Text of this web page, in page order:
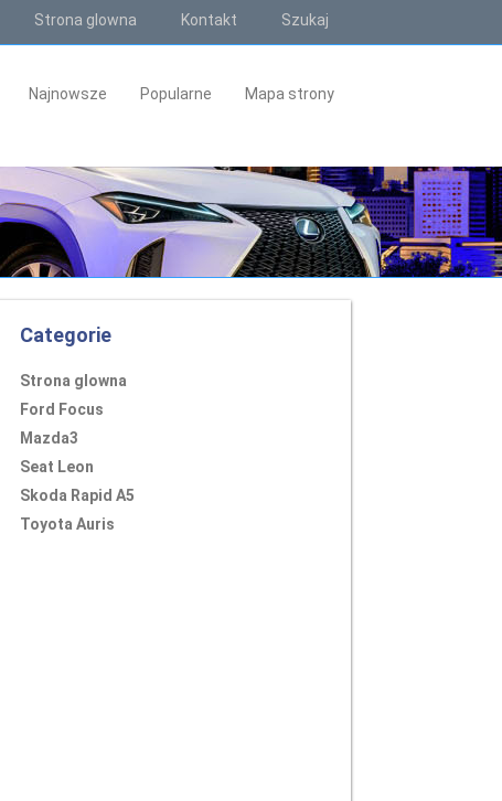
Strona glowna Kontakt Szukaj
Najnowsze Popularne Mapa strony
Categorie
Strona glowna
Ford Focus
Mazda3
Seat Leon
Skoda Rapid A5
Toyota Auris